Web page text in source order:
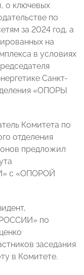
о ключевых
по
за 2024 год, а
на
в условиях
Санкт-
«ОПОРЫ
Комитета по
отделения
предложил
с «ОПОРОЙ
по
заседания
в Комитете.